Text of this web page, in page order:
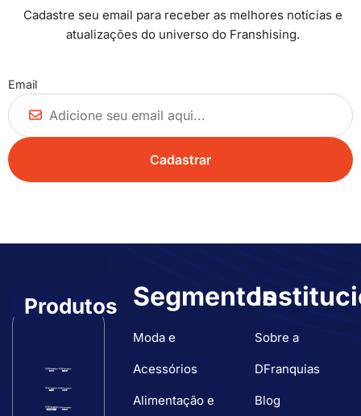
Cadastre seu email para receber as melhores notícias e
atualizações do universo do Franshising.
Email
Segmentos
Moda e
Acessórios
Alimentação e
Produtos
Sobre a
DFranquias
Blog